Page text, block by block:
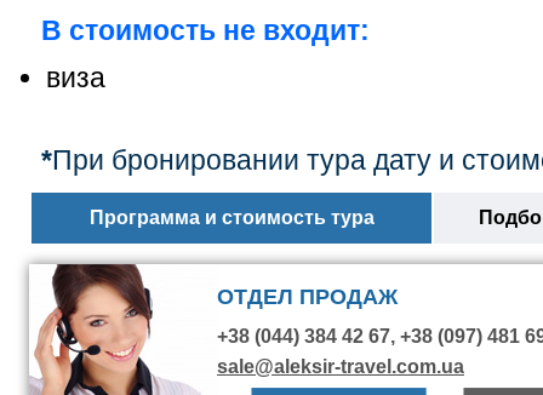
В стоимость не входит:
виза
*При бронировании тура дату и
Программа и стоимость тура
ОТДЕЛ ПРОДАЖ
+38 (044) 384 42 67, +38 (097) 481
sale@aleksir-travel.com.ua